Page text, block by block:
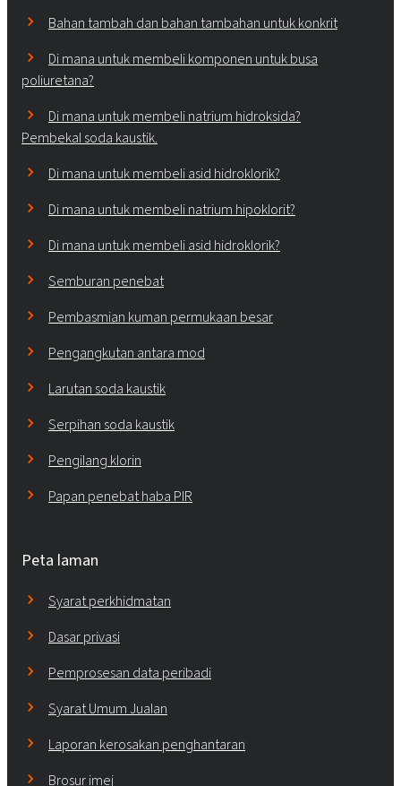
Bahan tambah dan bahan tambahan untuk konkrit
Di mana untuk membeli komponen untuk busa
poliuretana?
Di mana untuk membeli natrium hidroksida?
Pembekal soda kaustik.
Di mana untuk membeli asid hidroklorik?
Di mana untuk membeli natrium hipoklorit?
Di mana untuk membeli asid hidroklorik?
Semburan penebat
Pembasmian kuman permukaan besar
Pengangkutan antara mod
Larutan soda kaustik
Serpihan soda kaustik
Pengilang klorin
Papan penebat haba PIR
Peta laman
Syarat perkhidmatan
Dasar privasi
Pemprosesan data peribadi
Syarat Umum Jualan
Laporan kerosakan penghantaran
Brosur imej